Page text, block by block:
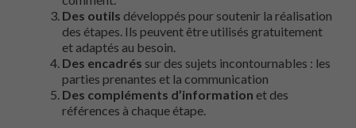
Des outils développés pour soutenir la réalisation
des étapes. Ils peuvent être utilisés gratuitement
et adaptés au besoin.
Des encadrés sur des sujets incontournables : les
parties prenantes et la communication
Des compléments d’information et des
références à chaque étape.